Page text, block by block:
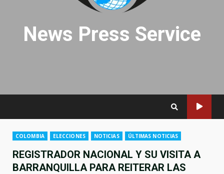
News Press Service
COLOMBIA ELECCIONES NOTICIAS ÚLTIMAS NOTICIAS
REGISTRADOR NACIONAL Y SU VISITA A
BARRANQUILLA PARA REITERAR LAS